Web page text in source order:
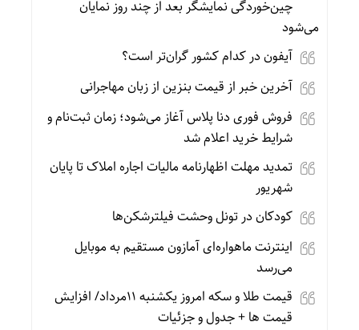
چین‌خوردگی نمایشگر بعد از چند روز نمایان
می‌شود
آیفون در کدام کشور گران‌تر است؟
آخرین خبر از قیمت بنزین از زبان مهاجرانی
فروش فوری دنا پلاس آغاز می‌شود؛ زمان ثبت‌نام و
شرایط خرید اعلام شد
تمدید مهلت اظهارنامه مالیات اجاره املاک تا پایان
شهریور
کودکان در تونل وحشت فیلترشکن‌ها
اینترنت ماهواره‌ای آمازون مستقیم به موبایل
می‌رسد
قیمت طلا و سکه امروز یکشنبه 11مرداد/ افزایش
قیمت ها + جدول و جزئیات